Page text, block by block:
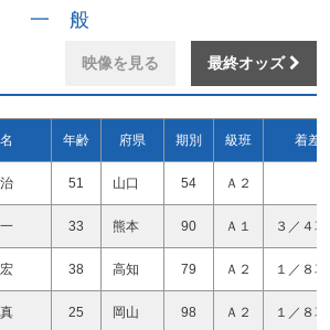
一 般
映像を見る 最終オッズ
年齢 府県 期別 級班 着差
治 51 山口 54 Ａ２
一 33 熊本 90 Ａ１ ３／４
宏 38 高知 79 Ａ２ １／８
真 25 岡山 98 Ａ２ １／８